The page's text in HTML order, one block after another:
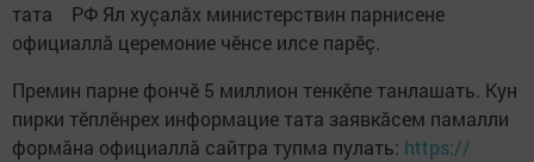
тата РФ Ял хуçалӑх министерствин парнисене
официаллă церемоние чӗнсе илсе парӗç.
Премин парне фончӗ 5 миллион тенкӗпе танлашать. Кун
пирки тӗплӗнрех информацие тата заявкӑсем памалли
формӑна официаллӑ сайтра тупма пулать: https://